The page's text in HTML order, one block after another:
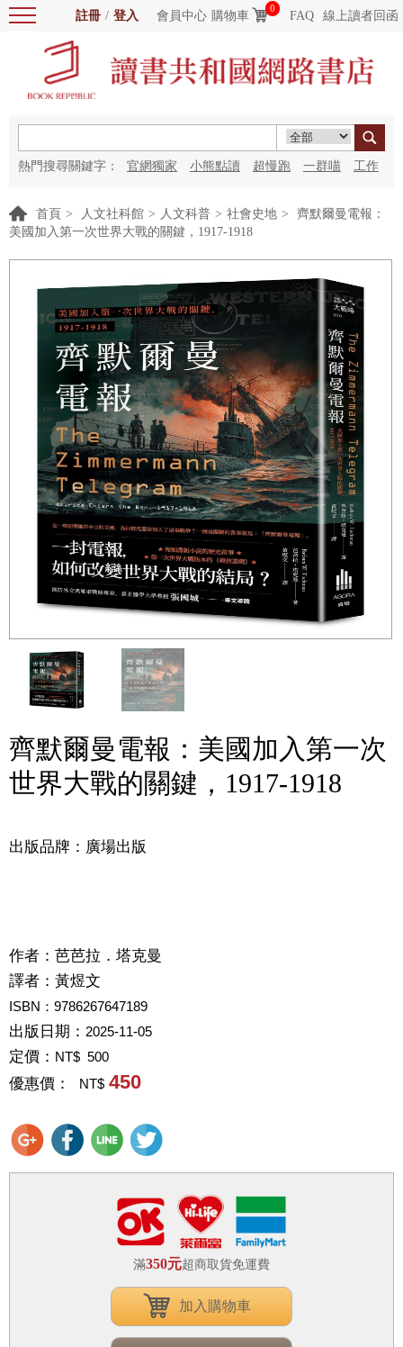
註冊 / 登入 會員中心 購物車
0
FAQ 線上讀者回函
熱門搜尋關鍵字： 官網獨家 小熊點讀 超慢跑 一群喵 工作
首頁 > 人文社科館 > 人文科普 > 社會史地 >
齊默爾曼電報：
美國加入第一次世界大戰的關鍵，1917-1918
齊默爾曼電報：美國加入第一次
世界大戰的關鍵，1917-1918
出版品牌：廣場出版
作者： 芭芭拉．塔克曼
譯者： 黃煜文
ISBN：9786267647189
出版日期： 2025-11-05
定價： NT$ 500
優惠價： NT$ 450
滿350元超商取貨免運費
加入購物車